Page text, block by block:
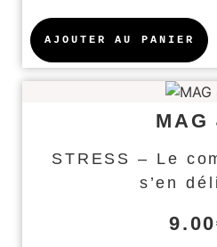
AJOUTER AU PANIER
MAG
STRESS – Le
s’en
9.00